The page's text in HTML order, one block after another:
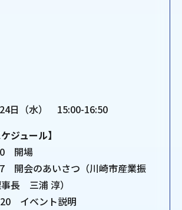
日（水） 15:00-16:50
ジュール】
開場
開会のあいさつ（川崎市産業振
長 三浦 淳）
イベント説明